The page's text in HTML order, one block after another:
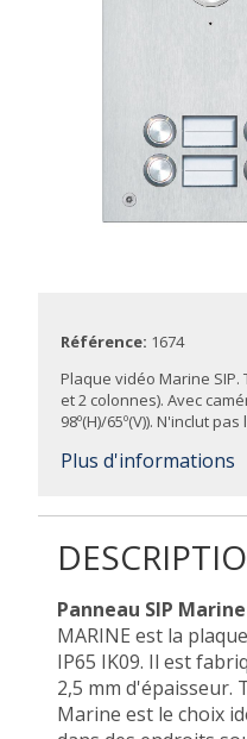
Référence: 1674
Plaque vidéo Marine SIP.
et 2 colonnes). Avec
98º(H)/65º(V)). N'inclut
Plus d'informations
Panneau SIP
MARINE est la
IP65 IK09. Il est
2,5 mm d'épaisseur.
Marine est le choix